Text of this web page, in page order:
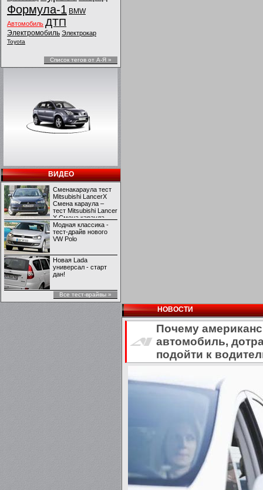
Формула-1 BMW
Автомобиль ДТП
Электромобиль Электрокар
Toyota
Список тегов от А-Я »
ВИДЕО
Сменакараула тест
Mitsubishi LancerX
Смена караула –
тест Mitsubishi Lancer
X Смена караула –
тест Mitsubishi Lancer
X
Модная классика -
тест-драйв нового
VW Polo
Новая Lada
универсал - старт
дан!
Все тест-врайвы »
НОВОСТИ
Почему
автомобиль,
подойти к